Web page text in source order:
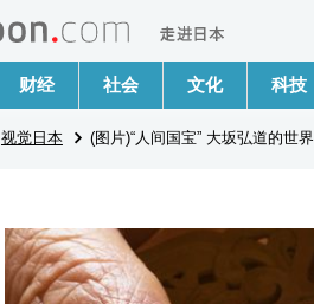
财经 社会 文化 科技
视觉日本 (图片)“人间国宝” 大坂弘道的世界